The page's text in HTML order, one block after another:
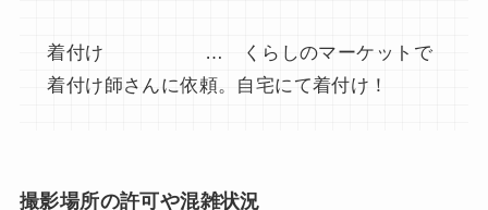
着付け … くらしのマーケットで
着付け師さんに依頼。自宅にて着付け！
撮影場所の許可や混雑状況